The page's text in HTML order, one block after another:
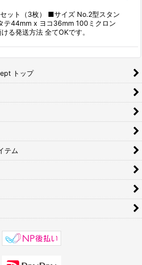
ット（3枚） ■サイズ No.2型スタン
テ44mm x ヨコ36mm 100ミクロン
る発送方法 全てOKです。
トップ
テム